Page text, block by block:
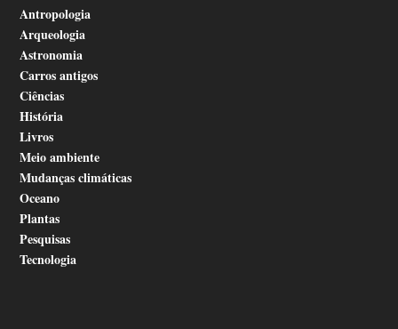
Antropologia
Arqueologia
Astronomia
Carros antigos
Ciências
História
Livros
Meio ambiente
Mudanças climáticas
Oceano
Plantas
Pesquisas
Tecnologia